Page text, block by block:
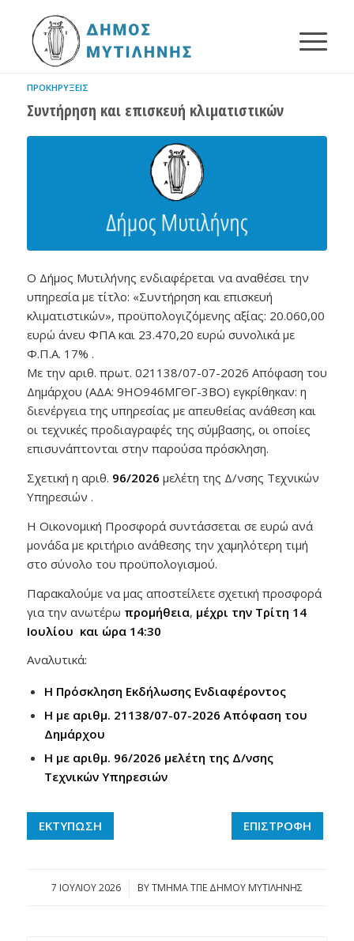
ΠΡΟΚΗΡΎΞΕΙΣ
Συντήρηση και επισκευή κλιματιστικών
Ο Δήμος Μυτιλήνης ενδιαφέρεται να αναθέσει την
υπηρεσία με τίτλο: «Συντήρηση και επισκευή
κλιματιστικών», προϋπολογιζόμενης αξίας: 20.060,00
ευρώ άνευ ΦΠΑ και 23.470,20 ευρώ συνολικά με
Φ.Π.Α. 17% .
Με την αριθ. πρωτ. 021138/07-07-2026 Απόφαση του
Δημάρχου (ΑΔΑ: 9ΗΟ946ΜΓΘΓ-3ΒΟ) εγκρίθηκαν: η
διενέργεια της υπηρεσίας με απευθείας ανάθεση και
οι τεχνικές προδιαγραφές της σύμβασης, οι οποίες
επισυνάπτονται στην παρούσα πρόσκληση.
Σχετική η αριθ. 96/2026 μελέτη της Δ/νσης Τεχνικών
Υπηρεσιών .
Η Οικονομική Προσφορά συντάσσεται σε ευρώ ανά
μονάδα με κριτήριο ανάθεσης την χαμηλότερη τιμή
στο σύνολο του προϋπολογισμού.
Παρακαλούμε να μας αποστείλετε σχετική προσφορά
για την ανωτέρω προμήθεια, μέχρι την Τρίτη 14
Ιουλίου και ώρα 14:30
Αναλυτικά:
Η Πρόσκληση Εκδήλωσης Ενδιαφέροντος
Η με αριθμ. 21138/07-07-2026 Απόφαση του
Δημάρχου
Η με αριθμ. 96/2026 μελέτη της Δ/νσης
Τεχνικών Υπηρεσιών
ΕΚΤΥΠΩΣΗ ΕΠΙΣΤΡΟΦΗ
7 ΙΟΥΛΊΟΥ 2026
/ BYΤΜΗΜΑ ΤΠΕ ΔΗΜΟΥ ΜΥΤΙΛΗΝΗΣ